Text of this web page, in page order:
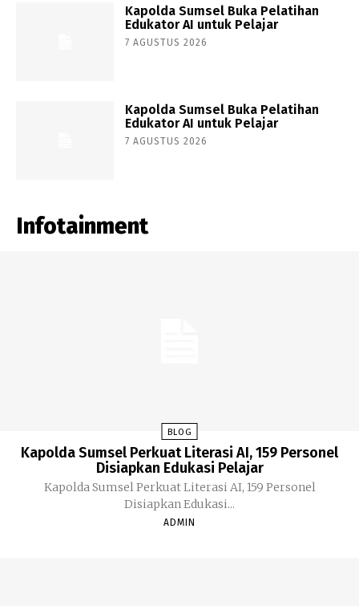
Kapolda Sumsel Buka Pelatihan
Edukator AI untuk Pelajar
7 AGUSTUS 2026
Kapolda Sumsel Buka Pelatihan
Edukator AI untuk Pelajar
7 AGUSTUS 2026
Infotainment
BLOG
Kapolda Sumsel Perkuat Literasi AI, 159 Personel
Disiapkan Edukasi Pelajar
Kapolda Sumsel Perkuat Literasi AI, 159 Personel
Disiapkan Edukasi...
ADMIN